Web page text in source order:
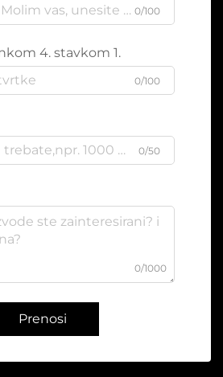
0/100
4. stavkom 1.
0/100
0/50
0/1000
Prenosi